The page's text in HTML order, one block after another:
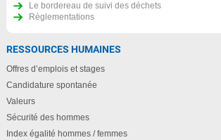
Le bordereau de suivi des déchets
Règlementations
RESSOURCES HUMAINES
Offres d’emplois et stages
Candidature spontanée
Valeurs
Sécurité des hommes
Index égalité hommes / femmes